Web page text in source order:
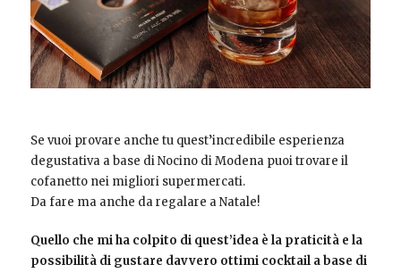
Se vuoi provare anche tu quest’incredibile esperienza
degustativa a base di Nocino di Modena puoi trovare il
cofanetto nei migliori supermercati.
Da fare ma anche da regalare a Natale!
Quello che mi ha colpito di quest’idea è la praticità e la
possibilità di gustare davvero ottimi cocktail a base di